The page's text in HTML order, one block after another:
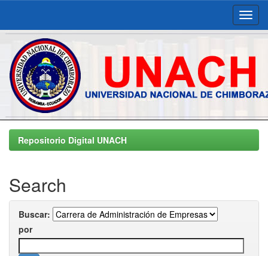
Skip
navigationRepositorio Digital UNACH
Search
Buscar:
por